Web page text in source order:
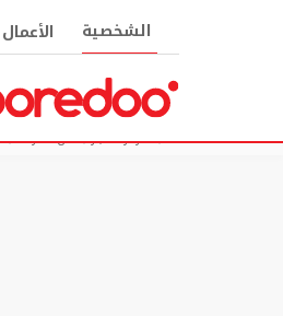
الشخصية الأعمال
مركز الأخبار عن الشركة